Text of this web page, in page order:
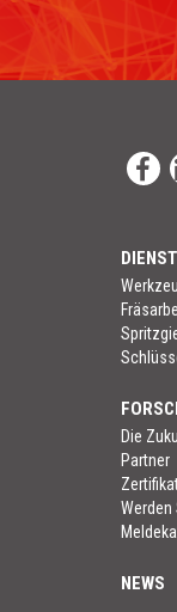
Die
Partner
Werden
NEWS